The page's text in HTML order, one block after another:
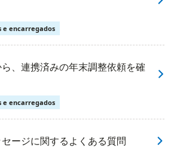
e encarregados
、連携済みの年末調整依頼を確
e encarregados
ージに関するよくある質問